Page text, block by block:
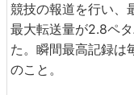
競技の報道を行い、
最大転送量が2.8ペ
た。瞬間最高記録は
のこと。